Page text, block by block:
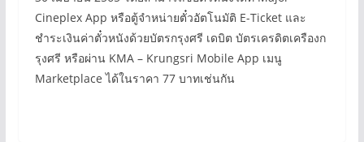
Cineplex App หรือตู้จำหน่ายตั๋วอัตโนมัติ E-Ticket และ
ชำระเงินค่าตั๋วหนังด้วยบัตรกรุงศรี เดบิต บัตรเครดิตเครืองก
รุงศรี หรือผ่าน KMA – Krungsri Mobile App เมนู
Marketplace ได้ในราคา 77 บาทเช่นกัน